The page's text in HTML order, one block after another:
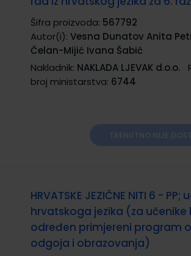
Šifra proizvoda: 567792
Autor(i): Vesna Dunatov Anita
Čelan-Mijić Ivana Šabić
Nakladnik: NAKLADA LJEVAK d.o.o.
broj ministarstva: 6744
HRVATSKE JEZIČNE NITI 6 - PP;
hrvatskoga jezika (za učenike
određen primjereni program
odgoja i obrazovanja)